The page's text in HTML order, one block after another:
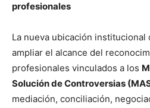
profesionales
La nueva ubicación
ampliar el alcance del
profesionales vinculados a los
Solución de Controversias
mediación, conciliación,